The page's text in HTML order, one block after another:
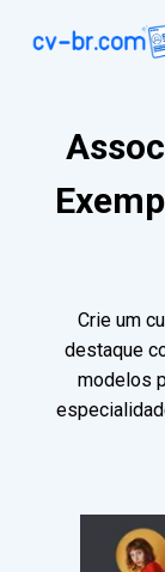
Crie um
destaque
modelos